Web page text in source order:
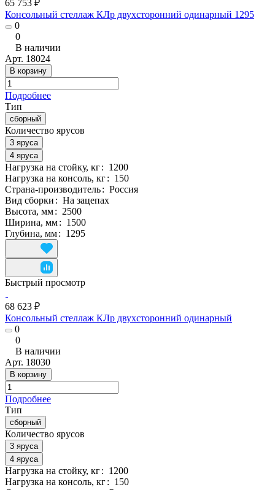
65 753 ₽
Консольный стеллаж КЛр двухсторонний одинарный 1295
0
0
В наличии
Арт. 18024
В корзину
Подробнее
Тип
сборный
Количество ярусов
3 яруса
4 яруса
Нагрузка на стойку, кг: 1200
Нагрузка на консоль, кг: 150
Страна-производитель: Россия
Вид сборки : На зацепах
Высота, мм: 2500
Ширина, мм: 1500
Глубина, мм: 1295
Быстрый просмотр
68 623 ₽
Консольный стеллаж КЛр двухсторонний одинарный
0
0
В наличии
Арт. 18030
В корзину
Подробнее
Тип
сборный
Количество ярусов
3 яруса
4 яруса
Нагрузка на стойку, кг: 1200
Нагрузка на консоль, кг: 150